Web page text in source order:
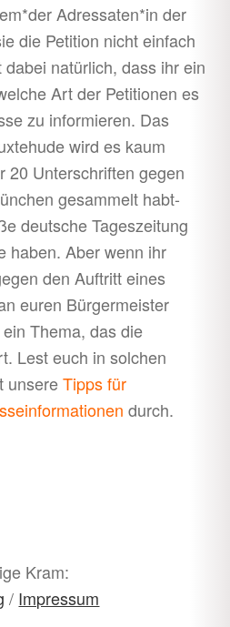
Adressaten*in der
die Petition nicht einfach
natürlich, dass ihr ein
Art der Petitionen es
zu informieren. Das
wird es kaum
20 Unterschriften gegen
gesammelt habt-
deutsche Tageszeitung
haben. Aber wenn ihr
den Auftritt eines
euren Bürgermeister
Thema, das die
Lest euch in solchen
unsereTipps für
durch.
Kram:
/ Impressum